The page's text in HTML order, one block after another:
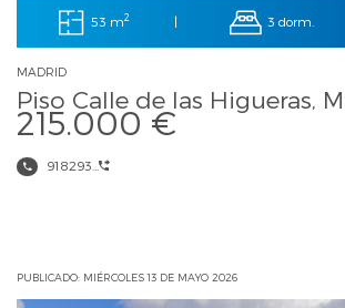
53 m2 | 3 dorm.
MADRID
Piso Calle de las Higueras,
215.000 €
918293...
PUBLICADO: MIÉRCOLES 13 DE MAYO 2026